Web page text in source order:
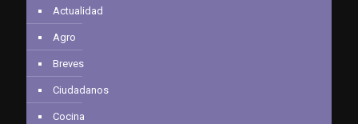
Actualidad
Agro
Breves
Ciudadanos
Cocina